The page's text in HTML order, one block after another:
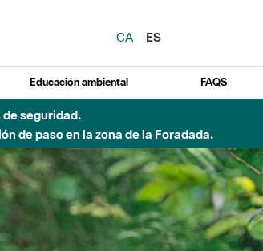
CA
ES
Educación ambiental FAQS
intensas.